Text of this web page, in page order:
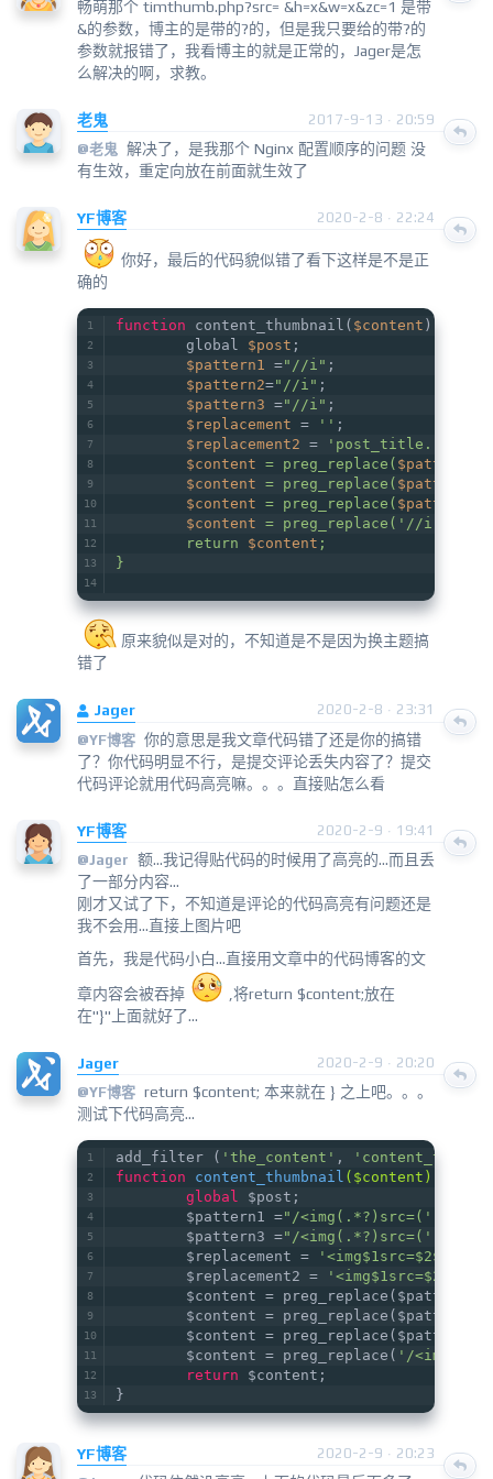
畅萌那个 timthumb.php?src= &h=x&w=x&zc=1 是带
&的参数，博主的是带的?的，但是我只要给的带?的
参数就报错了，我看博主的就是正常的，Jager是怎
么解决的啊，求教。
老鬼
2017-9-13 · 20:59
@老鬼 解决了，是我那个 Nginx 配置顺序的问题 没
有生效，重定向放在前面就生效了
YF博客 2020-2-8 · 22:24
你好，最后的代码貌似错了看下这样是不是正
确的
function content_thumbnail( $content ) {
        global
$post ;
$pattern1
="//i" ;
$pattern2="//i" ;
$pattern3 ="//i" ;
$replacement = '' ;
$replacement2 = 'post_title.'
$content = preg_replace( $pattern2
$content = preg_replace( $pattern3
$content = preg_replace( $pattern1
$content = preg_replace('//i', '',
        return
$content ;
}
原来貌似是对的，不知道是不是因为换主题搞
错了
Jager
2020-2-8 · 23:31
@YF博客 你的意思是我文章代码错了还是你的搞错
了？你代码明显不行，是提交评论丢失内容了？提交
代码评论就用代码高亮嘛。。。直接贴怎么看
YF博客
2020-2-9 · 19:41
@Jager 额...我记得贴代码的时候用了高亮的...而且丢
了一部分内容...
刚才又试了下，不知道是评论的代码高亮有问题还是
我不会用...直接上图片吧
首先，我是代码小白...直接用文章中的代码博客的文
章内容会被吞掉
,将return $content;放在
在"}"上面就好了...
Jager
2020-2-9 · 20:20
@YF博客 return $content; 本来就在 } 之上吧。。。
测试下代码高亮...
add_filter ( 'the_content' ,
function
content_thumbnail ($content)
global
$post;
        $pattern1 =
"/
        $pattern3 =
"/
        $replacement =
        $replacement2 =
$content = preg_replace($pattern2,
$content = preg_replace($pattern3,
$content =
        $content = preg_replace(
'/
return $content;
}
YF博客
2020-2-9 · 20:23